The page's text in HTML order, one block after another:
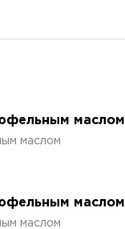
маслом
маслом